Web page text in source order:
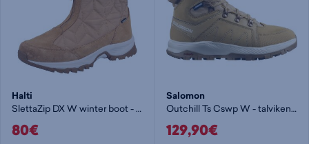
Halti
SlettaZip DX W winter boot - talvikenkä
80€
Salomon
Outchill Ts Cswp W - talvikenkä
129,90€